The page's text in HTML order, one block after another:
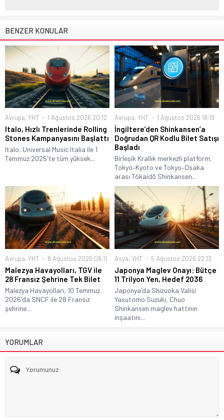
BENZER KONULAR
Avrupa, YHT 1 Ağustos 2026 20:12
Italo, Hızlı Trenlerinde Rolling
Stones Kampanyasını Başlattı
Italo, Universal Music Italia ile 1
Temmuz 2025'te tüm yüksek...
Avrupa, YHT 1 Ağustos 2026 18:19
İngiltere’den Shinkansen’a
Doğrudan QR Kodlu Bilet Satışı
Başladı
Birleşik Krallık merkezli platform,
Tokyo–Kyoto ve Tokyo–Osaka
arası Tōkaidō Shinkansen...
Avrupa, YHT 8 Ağustos 2026 08:11
Malezya Havayolları, TGV ile
28 Fransız Şehrine Tek Bilet
Malezya Havayolları, 10 Temmuz
2026'da SNCF ile 28 Fransız
şehrine...
Asya, YHT 5 Ağustos 2026 22:13
Japonya Maglev Onayı: Bütçe
11 Trilyon Yen, Hedef 2036
Japonya'da Shizuoka Valisi
Yasutomo Suzuki, Chuo
Shinkansen maglev hattının
inşaatını...
YORUMLAR